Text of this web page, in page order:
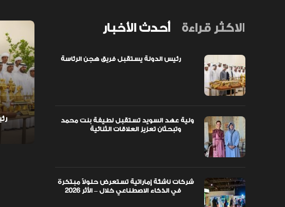
رئيس الدولة يستقبل فريق هجن الرئاسة
أحدث الأخبار الاكثر قراءة
ولية عهد السويد تستقبل لطيفة بنت محمد
شركات ناشئة إماراتية تستعرض حلولاً مبتكرة